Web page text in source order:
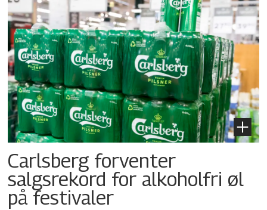
Carlsberg forventer
salgsrekord for alkoholfri øl
på festivaler